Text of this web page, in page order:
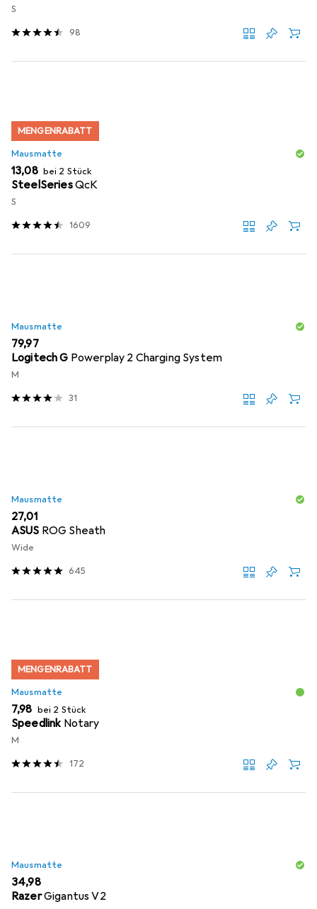
S
98
MENGENRABATT
Mausmatte
EUR
13,08 bei 2 Stück
SteelSeriesQcK
S
1609
Mausmatte
EUR
79,97
Logitech G Powerplay 2 Charging System
M
31
Mausmatte
EUR
27,01
ASUS ROG Sheath
Wide
645
MENGENRABATT
Mausmatte
EUR
7,98 bei 2 Stück
Speedlink Notary
M
172
Mausmatte
EUR
34,98
RazerGigantus V2